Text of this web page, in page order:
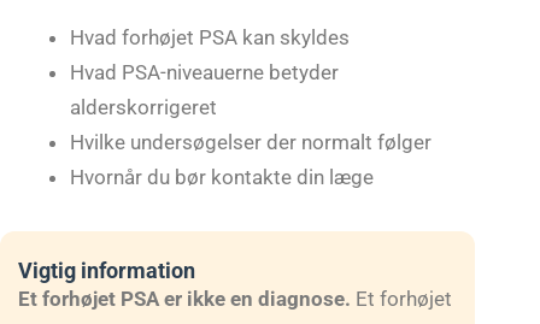
Hvad forhøjet PSA kan skyldes
Hvad PSA-niveauerne betyder
alderskorrigeret
Hvilke undersøgelser der normalt følger
Hvornår du bør kontakte din læge
Vigtig information
Et forhøjet PSA er ikke en diagnose. Et forhøjet